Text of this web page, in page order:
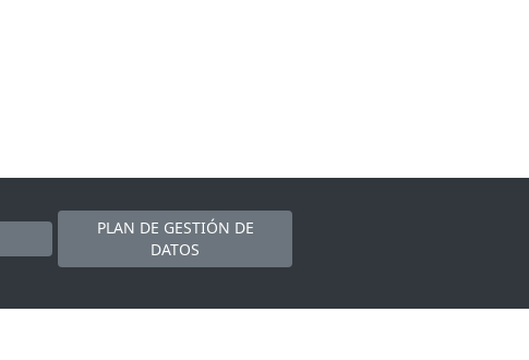
PLAN DE GESTIÓN DE
DATOS